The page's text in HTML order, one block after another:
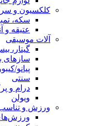
کلکسیون و
سکه،
عتیقه و
آلات موسیقی
گیتار،
سازهای
پیانو/
سنتی
درام و
ویولن
ورزش و تناسب